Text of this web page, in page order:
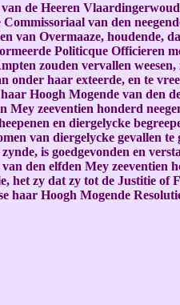
de Heeren
van den
van Overmaaze, houdende,
Politicque Officieren
zouden vervallen
onder haar exteerde, en te
Hoogh Mogende van den
Mey zeeventien honderd
en diergelycke
van diergelycke gevallen te
is goedgevonden en
den elfden Mey zeeventien
het zy dat zy tot de Justitie of
haar Hoogh Mogende